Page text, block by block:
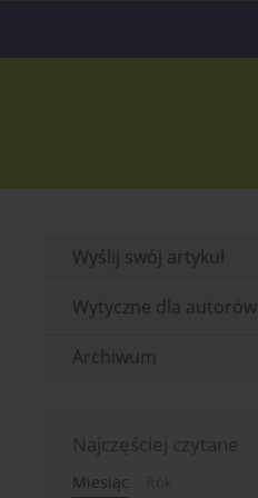
Wyślij swój artykuł
Wytyczne dla autorów
Archiwum
Najczęściej czytane
Miesiąc
Rok